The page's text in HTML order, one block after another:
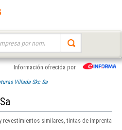
Información ofrecida por
Villada Skc Sa
similares, tintas de imprenta